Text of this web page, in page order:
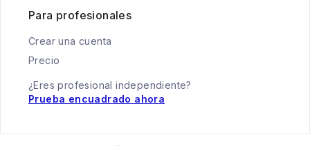
Para profesionales
Crear una cuenta
Precio
¿Eres profesional independiente?
Prueba encuadrado ahora